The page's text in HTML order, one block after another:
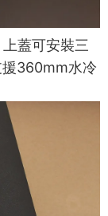
蓋可安裝三
360mm水冷